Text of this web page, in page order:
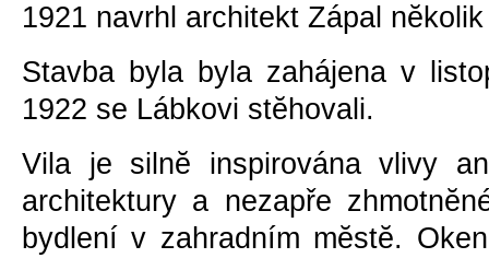
1921 navrhl architekt Zápal
Stavba byla byla zahájena v
1922 se Lábkovi stĕhovali.
Vila je silnĕ inspirována vlivy
architektury a nezapře
bydlení v zahradním mĕstĕ.